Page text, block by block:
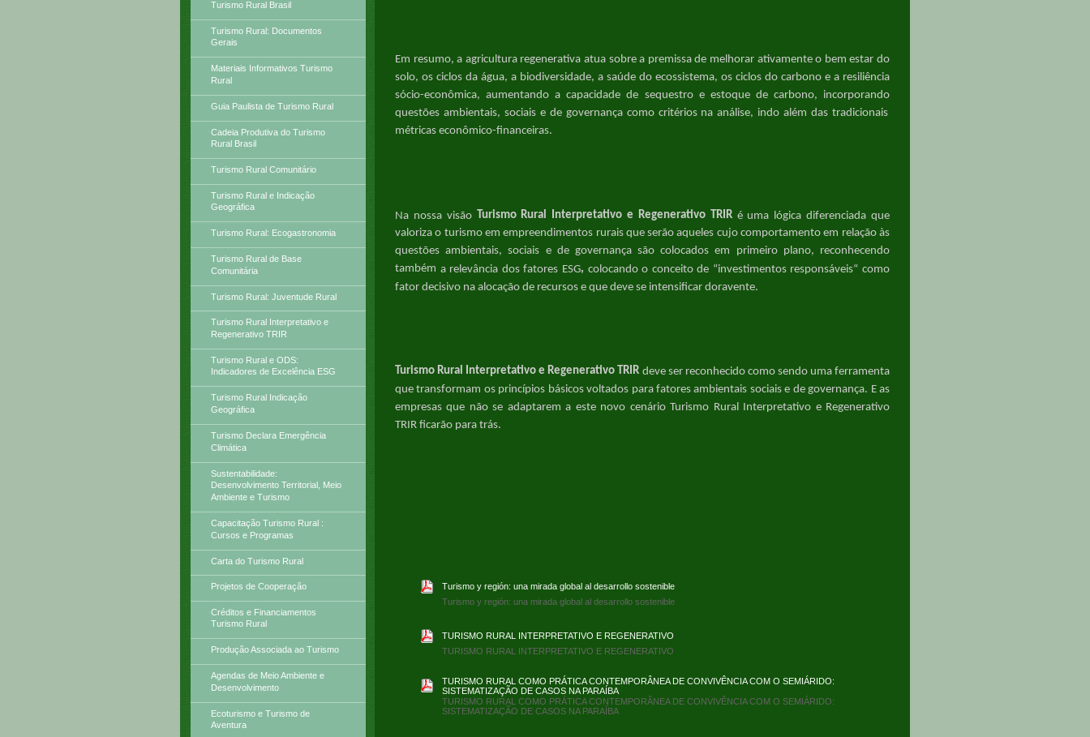
Turismo Rural Brasil
Turismo Rural: Documentos
Gerais
Materiais Informativos Turismo
Rural
Guia Paulista de Turismo Rural
Cadeia Produtiva do Turismo
Rural Brasil
Turismo Rural Comunitário
Turismo Rural e Indicação
Geográfica
Turismo Rural: Ecogastronomia
Turismo Rural de Base
Comunitária
Turismo Rural: Juventude Rural
Turismo Rural Interpretativo e
Regenerativo TRIR
Turismo Rural e ODS:
Indicadores de Excelência ESG
Turismo Rural Indicação
Geográfica
Turismo Declara Emergência
Climática
Sustentabilidade:
Desenvolvimento Territorial, Meio
Ambiente e Turismo
Capacitação Turismo Rural :
Cursos e Programas
Carta do Turismo Rural
Projetos de Cooperação
Créditos e Financiamentos
Turismo Rural
Produção Associada ao Turismo
Agendas de Meio Ambiente e
Desenvolvimento
Ecoturismo e Turismo de
Aventura
Em resumo, a agricultura regenerativa atua sobre a premissa de melhorar ativamente o bem estar do
solo, os ciclos da água, a biodiversidade, a saúde do ecossistema, os ciclos do carbono e a resiliência
sócio-econômica, aumentando a capacidade de sequestro e estoque de carbono, incorporando
questões ambientais, sociais e de governança como critérios na análise, indo além das tradicionais
métricas econômico-financeiras.
Na nossa visão Turismo Rural Interpretativo e Regenerativo TRIR é uma lógica diferenciada que
valoriza o turismo em empreendimentos rurais que serão aqueles cujo comportamento em relação às
questões ambientais, sociais e de governança são colocados em primeiro plano, reconhecendo
também a relevância dos fatores ESG, colocando o conceito de “investimentos responsáveis“ como
fator decisivo na alocação de recursos e que deve se intensificar doravente.
Turismo Rural Interpretativo e Regenerativo TRIR deve ser reconhecido como sendo uma ferramenta
que transformam os princípios básicos voltados para fatores ambientais sociais e de governança. E as
empresas que não se adaptarem a este novo cenário Turismo Rural Interpretativo e Regenerativo
TRIR ficarão para trás.
Turismo y región: una mirada global al desarrollo sostenible
Turismo y región: una mirada global al desarrollo sostenible
TURISMO RURAL INTERPRETATIVO E REGENERATIVO
TURISMO RURAL INTERPRETATIVO E REGENERATIVO
TURISMO RURAL COMO PRÁTICA CONTEMPORÂNEA DE CONVIVÊNCIA COM O SEMIÁRIDO:
SISTEMATIZAÇÃO DE CASOS NA PARAÍBA
TURISMO RURAL COMO PRÁTICA CONTEMPORÂNEA DE CONVIVÊNCIA COM O SEMIÁRIDO:
SISTEMATIZAÇÃO DE CASOS NA PARAÍBA